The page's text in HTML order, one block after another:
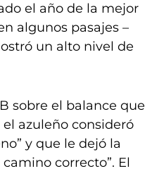
el año de la mejor
algunos pasajes –
un alto nivel de
sobre el balance que
azuleño consideró
y que le dejó la
correcto”. El